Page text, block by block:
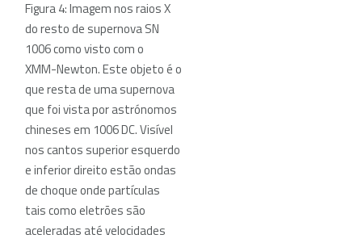
Figura 4: Imagem nos raios X
do resto de supernova SN
1006 como visto com o
XMM-Newton. Este objeto é o
que resta de uma supernova
que foi vista por astrónomos
chineses em 1006 DC. Visível
nos cantos superior esquerdo
e inferior direito estão ondas
de choque onde partículas
tais como eletrões são
aceleradas até velocidades